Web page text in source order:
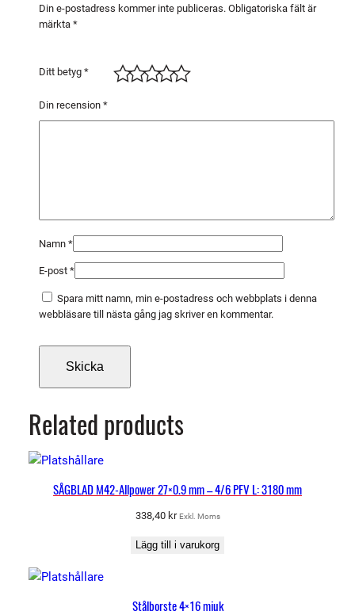
Din e-postadress kommer inte publiceras. Obligatoriska fält är
märkta *
Ditt betyg *
Din recension *
Namn *
E-post *
Spara mitt namn, min e-postadress och webbplats i denna
webbläsare till nästa gång jag skriver en kommentar.
Related products
SÅGBLAD M42-Allpower 27×0.9 mm – 4/6 PFV L: 3180 mm
338,40 kr Exkl. Moms
Lägg till i varukorg
Stålborste 4×16 mjuk